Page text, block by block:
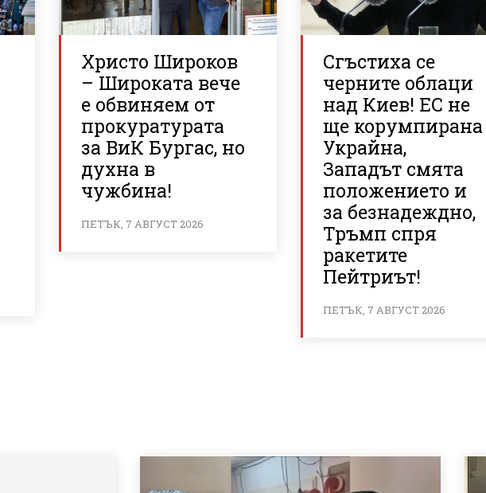
Христо Широков
– Широката вече
е обвиняем от
прокуратурата
за ВиК Бургас, но
духна в
чужбина!
ПЕТЪК, 7 АВГУСТ 2026
Сгъстиха се
черните облаци
над Киев! ЕС не
ще корумпирана
Украйна,
Западът смята
положението и
за безнадеждно,
Тръмп спря
ракетите
Пейтриът!
ПЕТЪК, 7 АВГУСТ 2026